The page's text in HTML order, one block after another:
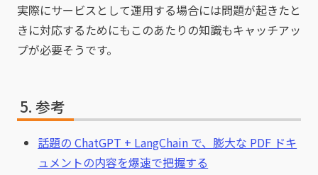
実際にサービスとして運用する場合には問題が起きたと
きに対応するためにもこのあたりの知識もキャッチアッ
プが必要そうです。
参考
話題の ChatGPT + LangChain で、膨大な PDF ドキ
ュメントの内容を爆速で把握する